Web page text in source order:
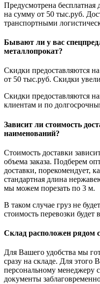
Предусмотрена бесплатная
на сумму от 50 тыс.руб.
транспортными
Бывают ли у вас
металлопрокат?
Скидки предоставляются
от 50 тыс.руб. Скидки
Скидки предоставляются
клиентам и по
Зависит ли стоимость
наименований?
Стоимость доставки
объема заказа. Подберем
доставки, порекомендует,
стандартная длина
мы можем порезать по 3 м.
В таком случае груз не
стоимость перевозки будет
Склад расположен рядом
Для Вашего удобства мы
сразу на складе. Для
персональному менеджеру
документы